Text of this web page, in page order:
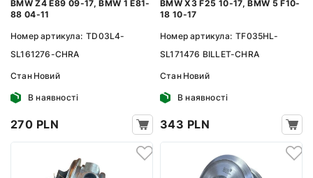
BMW Z4 E89 09-17, BMW 1 E81-
88 04-11
Номер артикула: TD03L4-
SL161276-CHRA
Стан Новий
В наявності
270 PLN
BMW X3 F25 10-17, BMW 5 F10-
18 10-17
Номер артикула: TF035HL-
SL171476 BILLET-CHRA
Стан Новий
В наявності
343 PLN